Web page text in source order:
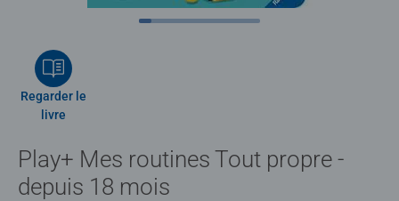
Regarder le
livre
Play+ Mes routines Tout propre -
depuis 18 mois